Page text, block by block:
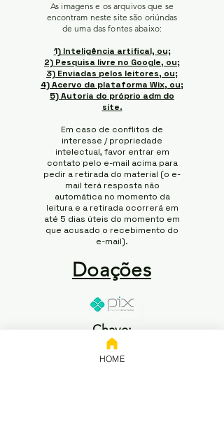
As imagens e os arquivos que se
encontram neste site são oriúndas
de uma das fontes abaixo:
1) Inteligência artifical, ou;
2) Pesquisa livre no Google, ou;
3) Enviadas pelos leitores, ou;
4) Acervo da plataforma Wix, ou;
5) Autoria do próprio adm do
site.
Em caso de conflitos de
interesse / propriedade
intelectual, favor entrar em
contato pelo e-mail acima para
pedir a retirada do material (o e-
mail terá resposta não
automática no momento da
leitura e a retirada ocorrerá em
até 5 dias úteis do momento em
que acusado o recebimento do
e-mail).
Doações
Chave:
65.258.416/0001-50
HOME